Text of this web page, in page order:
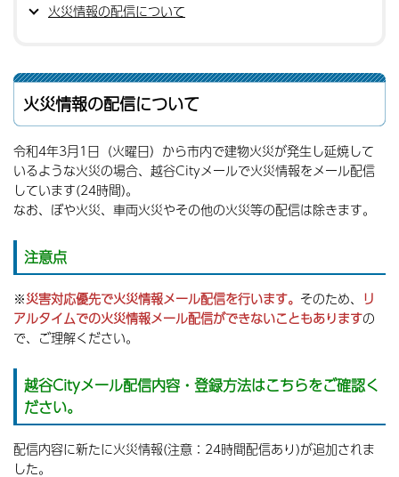
火災情報の配信について
火災情報の配信について
令和4年3月1日（火曜日）から市内で建物火災が発生し延焼して
いるような火災の場合、越谷Cityメールで火災情報をメール配信
しています(24時間)。
なお、ぼや火災、車両火災やその他の火災等の配信は除きます。
注意点
※災害対応優先で火災情報メール配信を行います。 そのため、 リ
アルタイムでの火災情報メール配信ができないこともありますの
で、ご理解ください。
越谷Cityメール配信内容・登録方法はこちらをご確認く
ださい。
配信内容に新たに火災情報(注意：24時間配信あり)が追加されま
した。